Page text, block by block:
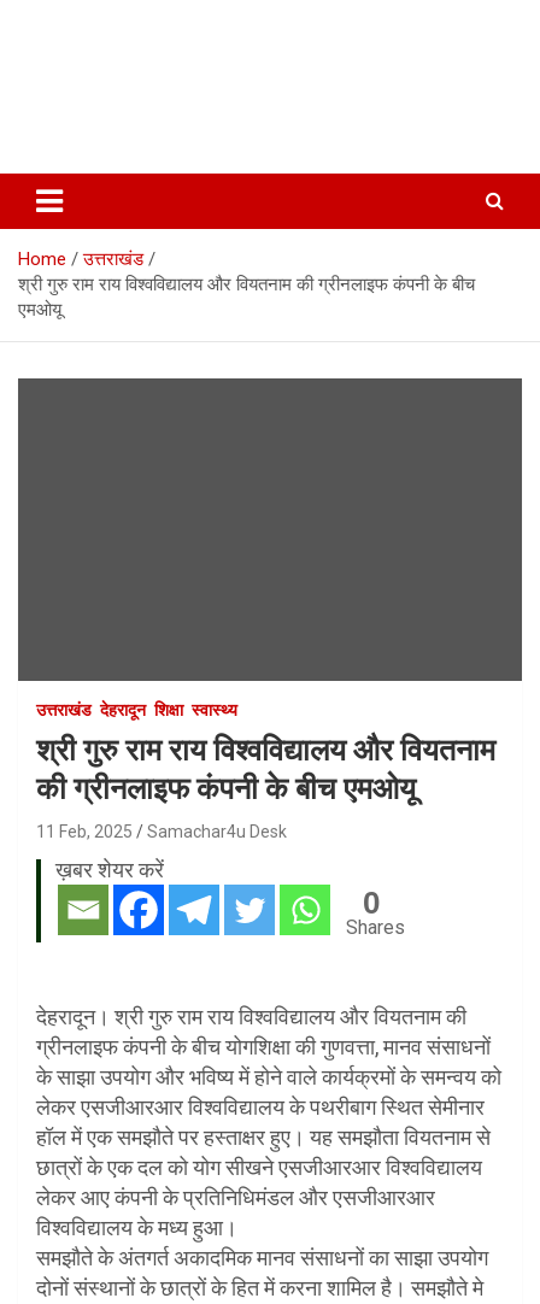
Home
उत्तराखंड
श्री गुरु राम राय विश्वविद्यालय और वियतनाम की ग्रीनलाइफ कंपनी के बीच
एमओयू
उत्तराखंड देहरादून शिक्षा स्वास्थ्य
श्री गुरु राम राय विश्वविद्यालय और वियतनाम
की ग्रीनलाइफ कंपनी के बीच एमओयू
11 Feb, 2025 Samachar4u Desk
ख़बर शेयर करें
0
Shares
देहरादून। श्री गुरु राम राय विश्वविद्यालय और वियतनाम की
ग्रीनलाइफ कंपनी के बीच योगशिक्षा की गुणवत्ता, मानव संसाधनों
के साझा उपयोग और भविष्य में होने वाले कार्यक्रमों के समन्वय को
लेकर एसजीआरआर विश्वविद्यालय के पथरीबाग स्थित सेमीनार
हॉल में एक समझौते पर हस्ताक्षर हुए। यह समझौता वियतनाम से
छात्रों के एक दल को योग सीखने एसजीआरआर विश्वविद्यालय
लेकर आए कंपनी के प्रतिनिधिमंडल और एसजीआरआर
विश्वविद्यालय के मध्य हुआ।
समझौते के अंतगर्त अकादमिक मानव संसाधनों का साझा उपयोग
दोनों संस्थानों के छात्रों के हित में करना शामिल है। समझौते मे